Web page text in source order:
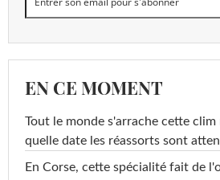
EN CE MOMENT
Tout le monde s'arrache cette clim
quelle date les réassorts sont
En Corse, cette spécialité fait de